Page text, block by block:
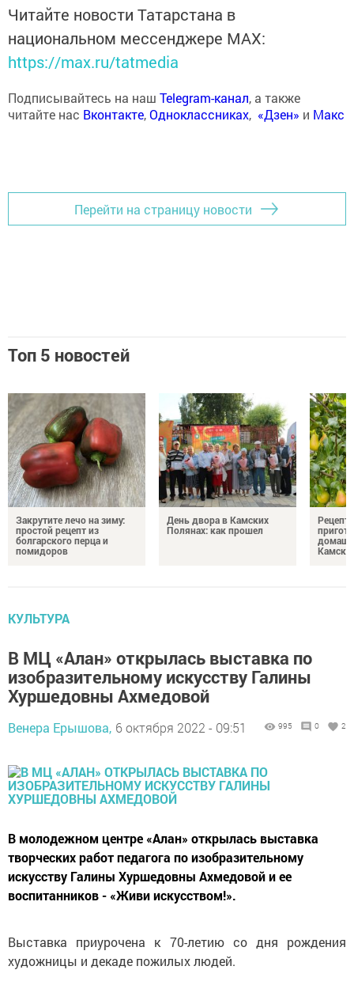
Читайте новости Татарстана в
национальном мессенджере MАХ:
https://max.ru/tatmedia
Подписывайтесь на наш Telegram-канал, а также
читайте нас Вконтакте,Одноклассниках, «Дзен» и Макс
Перейти на страницу новости
Топ 5 новостей
Закрутите лечо на зиму:
простой рецепт из
болгарского перца и
помидоров
День двора в Камских
Полянах: как прошел
КУЛЬТУРА
В МЦ «Алан» открылась выставка по
изобразительному искусству Галины
Хуршедовны Ахмедовой
Венера Ерышова, 6 октября 2022 - 09:51 995 0 2
В молодежном центре «Алан» открылась выставка
творческих работ педагога по изобразительному
искусству Галины Хуршедовны Ахмедовой и ее
воспитанников - «Живи искусством!».
Выставка приурочена к 70-летию со дня рождения
художницы и декаде пожилых людей.